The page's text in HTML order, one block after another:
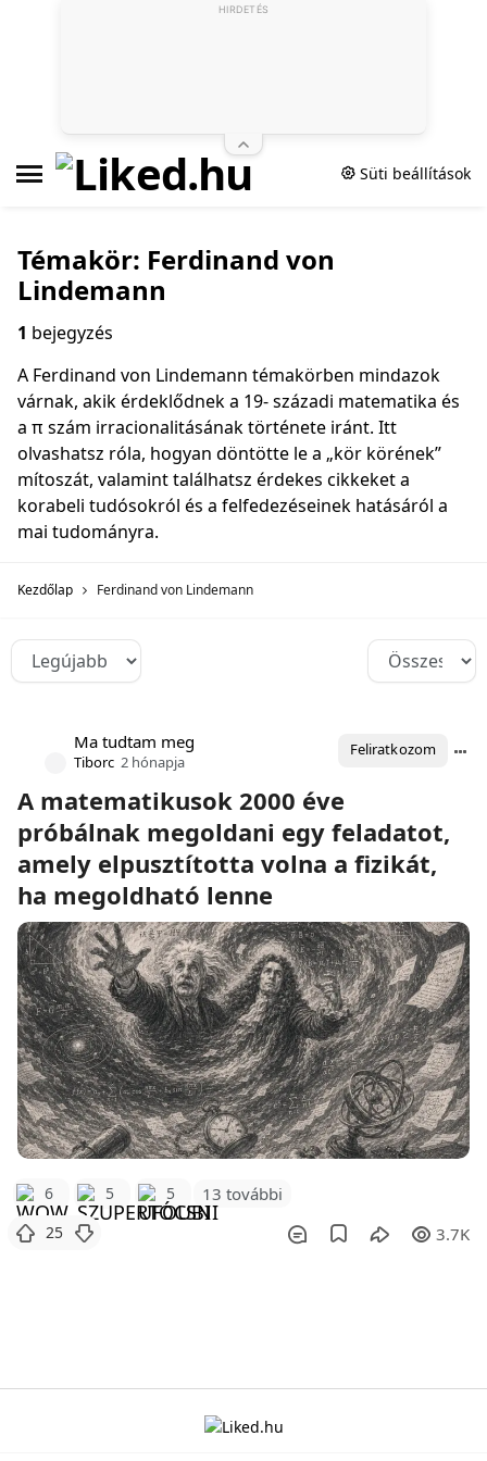
Süti beállítások
Témakör: Ferdinand von
Lindemann
1 bejegyzés
A Ferdinand von Lindemann témakörben mindazok
várnak, akik érdeklődnek a 19‑ századi matematika és
a π szám irracionalitásának története iránt. Itt
olvashatsz róla, hogyan döntötte le a „kör körének”
mítoszát, valamint találhatsz érdekes cikkeket a
korabeli tudósokról és a felfedezéseinek hatásáról a
mai tudományra.
Kezdőlap Ferdinand von Lindemann
Ma tudtam meg
Tiborc 2 hónapja
Feliratkozom
A matematikusok 2000 éve
próbálnak megoldani egy feladatot,
amely elpusztította volna a fizikát,
ha megoldható lenne
6 5 5 13 további
25 3.7K
HIRDETÉS